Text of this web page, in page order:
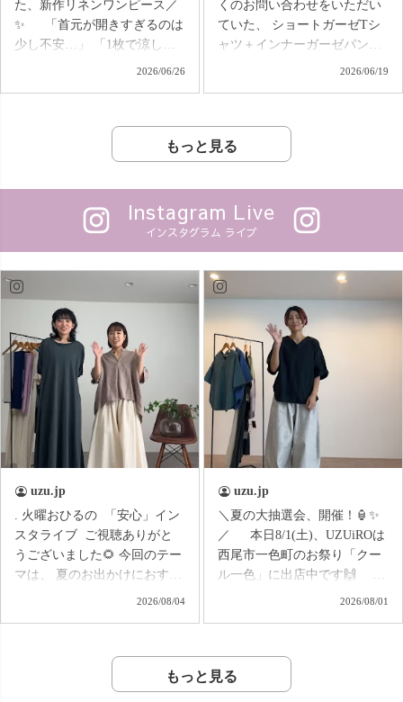
を、 今日はみんなで楽しみま
しょう😊✨ 📍7/11(土)16:30〜
す！」のコメントをお忘れな
ンツ ・ゆったりガーゼTシャ
ツ ・キーネックガーゼロンT
「気になっていたけど、ま
だ着たことがない」 そんな方
からはじめてみてください♪
あなたの“はじめての
た、新作リネンワンピース／
✨ 「首元が開きすぎるのは
少し不安…」 「1枚で涼しく
の新作ワンピースがいよいよ
登場します😊 定番の人気
アイテム「カジュアルワンピ
軽やかな着心地はそのまま
に、 首元は安心感のあるデザ
インに。 ゆったり着られるの
トで、 着るだけでオシャレが
楽しめる🙌✨ 体のラインを
拾いにくく、 一枚さらっと着
るだけで自然と大人らしくま
とまる一着です🌿 さら
に、5年前に販売していた、
TsugihagiガーゼTシャツが、
装い新たにリニューアルして
復刻😍 着用感やサイズ
感、細かなポイントは… 📺
イブで詳しくご紹介します！
ぜひライブで一緒にチェック
してくださいね😊💕
2026/06/26
くのお問い合わせをいただい
ていた、 ショートガーゼTシ
ャツ＋インナーガーゼパンツ
い」 「暑い日は締め付けのな
い服がいい」 そんな声から生
まれた、夏のごほうびセット
は、 UZUiRO定番のガーゼT
をベースに、 「もう少し丈が
短いと嬉しい！」 というお客
しなくてもバランスがとりや
すい 🌿ワイドパンツやスカー
トにも合わせやすい 🌿首元ゴ
ム仕様で着脱もラクちん
そしてセットのインナーガー
ゼパンツは、 ❄️内ももの汗
や張り付きを軽減 ❄️スパッツ
ほど暑くない ❄️お風呂上がり
やルームウェアにも◎ 知
多木綿ダブルガーゼのやさし
っと快適です♪ 実は
UZUiROクルーの中でも 「家
ではこれ一枚で過ごした
い！」 という声が出るほど☺️
✨ おうち時間はもちろん、
旅行やお泊まり、また 「肌触
のお誕生日の贈り物にもおす
すめです🎁 この夏、 頑張
2026/06/19
もっと見る
Instagram Live
インスタグラム ライブ
uzu.jp
. 火曜おひるの 「安心」イン
スタライブ ご視聴ありがと
うございました🌻 今回のテー
マは、 夏のお出かけにおすす
ーンをイメージしながら、
おすすめのコーディネートを
ご紹介しました◎ 「暑いけ
2026/08/04
uzu.jp
＼夏の大抽選会、開催！🏮✨
／ 本日8/1(土)、UZUiROは
西尾市一色町のお祭り「クー
ル一色」に出店中です🙌
お祭りシーズンのワクワク
そんな思いから、 UZUiRO夏
の大抽選会を開催します🎯
LINE公式アカウント、または
2026/08/01
もっと見る